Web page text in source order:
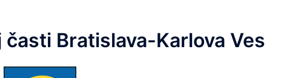
Bratislava-Karlova Ves